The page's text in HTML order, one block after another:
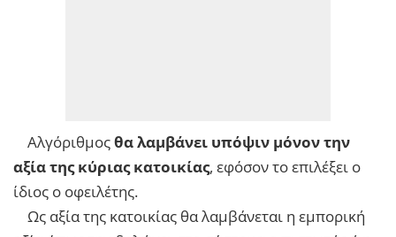
Αλγόριθμοςθα λαμβάνει υπόψιν μόνον την
αξία της κύριας κατοικίας, εφόσον το επιλέξει ο
ίδιος ο οφειλέτης.
Ως αξία της κατοικίας θα λαμβάνεται η εμπορική